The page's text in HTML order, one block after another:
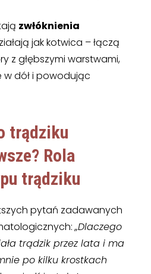
zwłóknienia
jak kotwica – łączą
z głębszymi warstwami,
dół i powodując
trądziku
Rola
trądziku
pytań zadawanych
„Dlaczego
trądzik przez lata i ma
po kilku krostkach